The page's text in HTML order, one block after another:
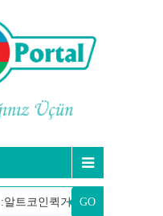
GO
AXTARIŞ